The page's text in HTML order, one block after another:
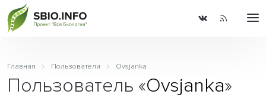
Главная Пользователи Ovsjanka
Пользователь «Ovsjanka»